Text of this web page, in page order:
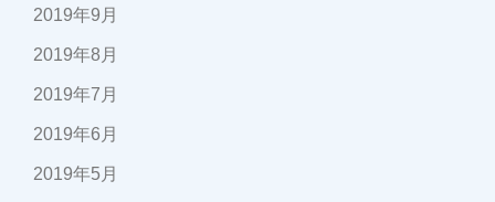
2019年9月
2019年8月
2019年7月
2019年6月
2019年5月